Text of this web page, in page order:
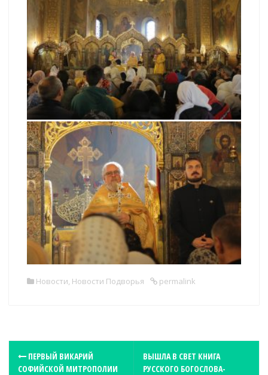
Новости, Новости Подворья permalink
ПЕРВЫЙ ВИКАРИЙ
СОФИЙСКОЙ МИТРОПОЛИИ
ВЫШЛА В СВЕТ КНИГА
РУССКОГО БОГОСЛОВА-